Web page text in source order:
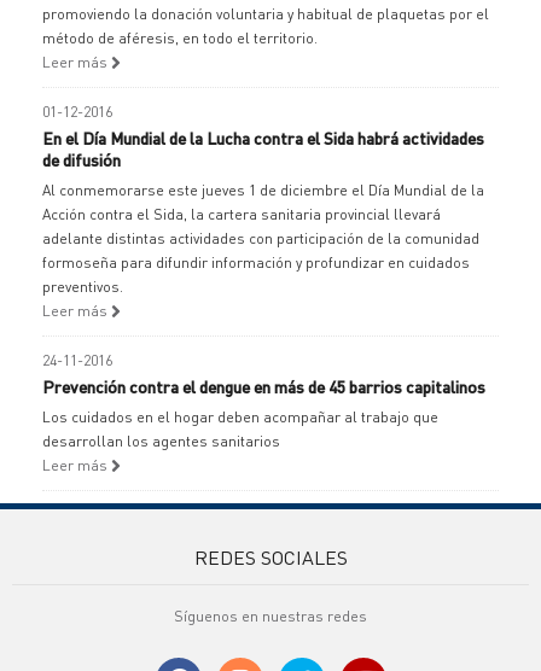
promoviendo la donación voluntaria y habitual de plaquetas por el
método de aféresis, en todo el territorio.
Leer más
01-12-2016
En el Día Mundial de la Lucha contra el Sida habrá actividades
de difusión
Al conmemorarse este jueves 1 de diciembre el Día Mundial de la
Acción contra el Sida, la cartera sanitaria provincial llevará
adelante distintas actividades con participación de la comunidad
formoseña para difundir información y profundizar en cuidados
preventivos.
Leer más
24-11-2016
Prevención contra el dengue en más de 45 barrios capitalinos
Los cuidados en el hogar deben acompañar al trabajo que
desarrollan los agentes sanitarios
Leer más
REDES SOCIALES
Síguenos en nuestras redes